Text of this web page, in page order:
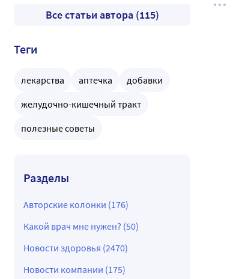
Все статьи автора (115)
Теги
лекарства аптечка
добавки
желудочно-кишечный тракт
полезные советы
Разделы
Авторские колонки (176)
Какой врач мне нужен? (50)
Новости здоровья (2470)
Новости компании (175)